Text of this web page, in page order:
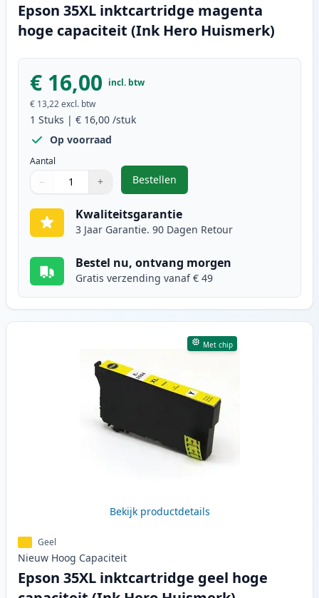
Epson 35XL inktcartridge magenta
hoge capaciteit (Ink Hero Huismerk)
€ 16,00 incl. btw
€ 13,22excl. btw
1 Stuks | € 16,00 /stuk
Op voorraad
Aantal
Gebruik de knoppen om aan te passen
− +
1
Bestellen
,Epson 35XL inktcartridge
Kwaliteitsgarantie
3 Jaar Garantie. 90 Dagen Retour
Bestel nu, ontvang morgen
Gratis verzending vanaf € 49
Met chip
Bekijk productdetails
Geel
Nieuw Hoog Capaciteit
Epson 35XL inktcartridge geel hoge